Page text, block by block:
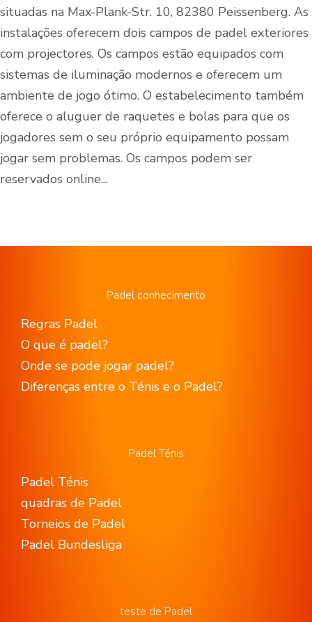
situadas na Max-Plank-Str. 10, 82380 Peissenberg. As
instalações oferecem dois campos de padel exteriores
com projectores. Os campos estão equipados com
sistemas de iluminação modernos e oferecem um
ambiente de jogo ótimo. O estabelecimento também
oferece o aluguer de raquetes e bolas para que os
jogadores sem o seu próprio equipamento possam
jogar sem problemas. Os campos podem ser
reservados online...
Padel conhecimento
Regras Padel
O que é padel?
Onde se pode jogar padel?
Diferenças entre o Ténis e o Padel?
Padel Ténis
Padel Ténis
quadras de Padel
Torneios de Padel
Padel Bundesliga
teste de Padel